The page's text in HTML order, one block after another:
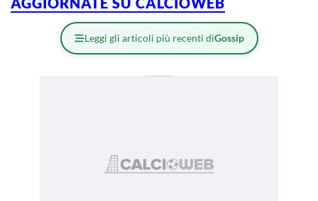
Leggi gli articoli più recenti diGossip